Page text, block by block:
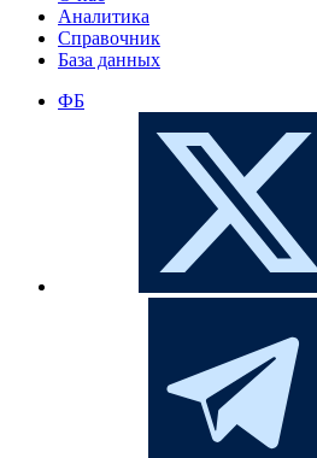
Аналитика
Справочник
База данных
ФБ